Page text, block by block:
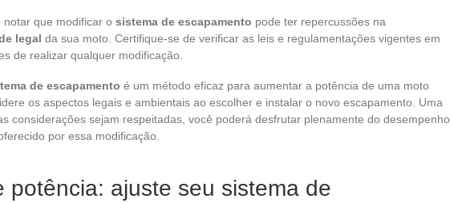
notar que modificar o sistema de escapamento pode ter repercussões na
legal da sua moto. Certifique-se de verificar as leis e regulamentações vigentes em
de realizar qualquer modificação.
de escapamento é um método eficaz para aumentar a potência de uma moto
os aspectos legais e ambientais ao escolher e instalar o novo escapamento. Uma
considerações sejam respeitadas, você poderá desfrutar plenamente do desempenho
por essa modificação.
potência: ajuste seu sistema de